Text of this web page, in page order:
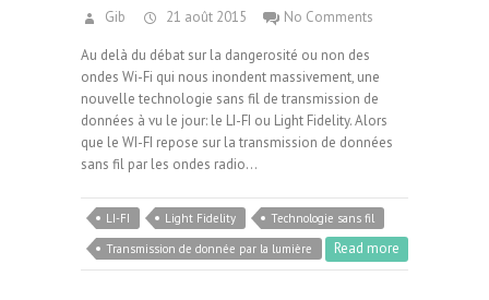
Gib 21 août 2015 No Comments
Au delà du débat sur la dangerosité ou non des
ondes Wi-Fi qui nous inondent massivement, une
nouvelle technologie sans fil de transmission de
données à vu le jour: le LI-FI ou Light Fidelity. Alors
que le WI-FI repose sur la transmission de données
sans fil par les ondes radio…
LI-FI Light Fidelity
Technologie sans fil
Transmission de donnée par la lumière
Read more